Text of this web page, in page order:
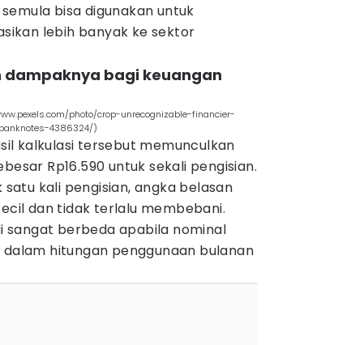
bisa digunakan untuk
lebih banyak ke sektor
dampaknya bagi keuangan
photo/crop-unrecognizable-financier-
4386324/)
kalkulasi tersebut memunculkan
Rp16.590 untuk sekali pengisian.
kali pengisian, angka belasan
dan tidak terlalu membebani.
sangat berbeda apabila nominal
hitungan penggunaan bulanan